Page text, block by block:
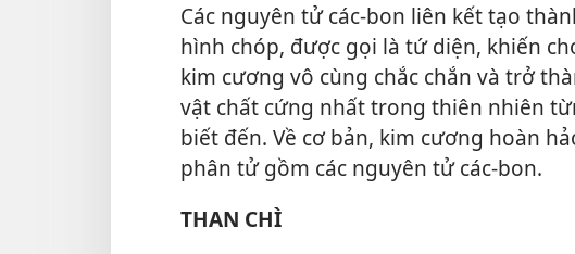
Các nguyên tử các-bon liên kết tạo
hình chóp, được gọi là tứ diện, khiến
kim cương vô cùng chắc chắn và trở
vật chất cứng nhất trong thiên nhiên
biết đến. Về cơ bản, kim cương hoàn
phân tử gồm các nguyên tử các-bon.
THAN CHÌ